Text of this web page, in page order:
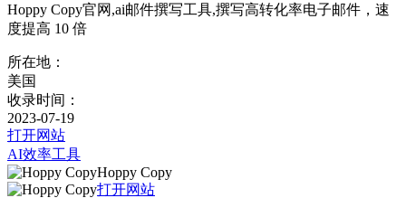
Hoppy Copy官网,ai邮件撰写工具,撰写高转化率电子邮件，速
度提高 10 倍
所在地：
美国
收录时间：
2023-07-19
打开网站
AI效率工具
Hoppy Copy
打开网站